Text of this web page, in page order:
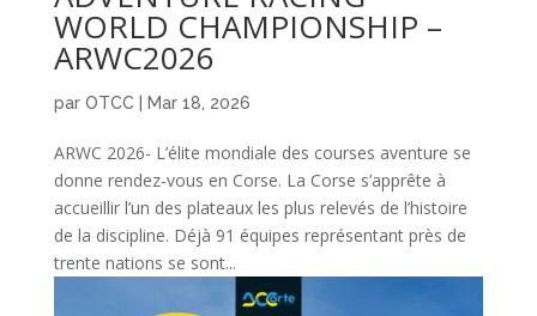
WORLD CHAMPIONSHIP –
ARWC2026
par OTCC| Mar 18, 2026
ARWC 2026- L’élite mondiale des courses aventure se
donne rendez-vous en Corse. La Corse s’apprête à
accueillir l’un des plateaux les plus relevés de l’histoire
de la discipline. Déjà 91 équipes représentant près de
trente nations se sont...